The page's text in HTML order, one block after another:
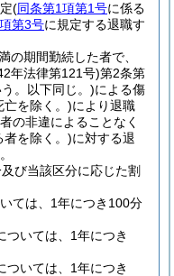
(同条第1項第1号に係る
第3号に規定する退職す
の期間勤続した者で、
年法律第121号)第2条第
。以下同じ。)による傷
亡を除く。)により退職
の非違によることなく
者を除く。)に対する退
び当該区分に応じた割
ては、1年につき100分
ついては、1年につき
ついては、1年につき